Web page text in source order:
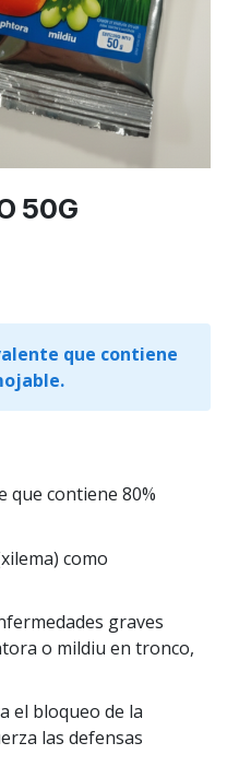
50G
que contiene
que contiene 80%
como
graves
o mildiu en tronco,
el bloqueo de la
las defensas